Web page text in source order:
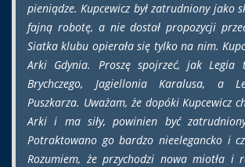
pieniądze. Kupcewicz był zatrudniony jako
fajną robotę, a nie dostał propozycji
Siatka klubu opierała się tylko na nim.
Arki Gdynia. Proszę spojrzeć, jak Legia
Brychczego, Jagiellonia Karalusa, a
Puszkarza. Uważam, że dopóki Kupcewicz
Arki i ma siły, powinien być
Potraktowano go bardzo nieelegancko i
Rozumiem, że przychodzi nowa miotła i